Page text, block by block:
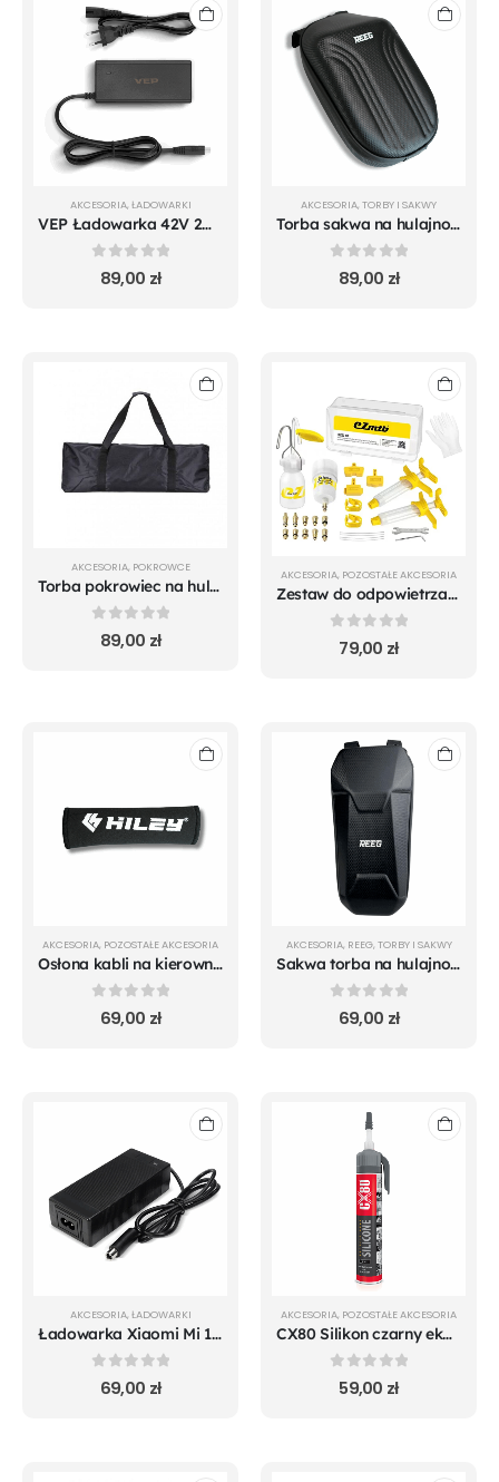
AKCESORIA, ŁADOWARKI
VEP Ładowarka 42V 2A wtyk RCA DC 8mm
0out of 5
89,00 zł
AKCESORIA, TORBY I SAKWY
Torba sakwa na hulajnogę elektryczną REEG 4L
0out of 5
89,00 zł
AKCESORIA, POKROWCE
Torba pokrowiec na hulajnogę elektryczną rozmiar XL
0out of 5
89,00 zł
AKCESORIA, POZOSTAŁE AKCESORIA
Zestaw do odpowietrzania hamulców z metalowymi adapterami
0out of 5
79,00 zł
AKCESORIA, POZOSTAŁE AKCESORIA
Osłona kabli na kierownicę Hiley
out of 5
69,00 zł
AKCESORIA, REEG, TORBY I SAKWY
Sakwa torba na hulajnogę elektryczną REEG 3L
out of 5
69,00 zł
AKCESORIA, ŁADOWARKI
Ładowarka Xiaomi Mi 1S m365 Pro Mi Pro 2 Essential - zamiennik
out of 5
69,00 zł
AKCESORIA, POZOSTAŁE AKCESORIA
CX80 Silikon czarny ekologiczny wysokotemperaturowy 210G
0out of 5
59,00 zł